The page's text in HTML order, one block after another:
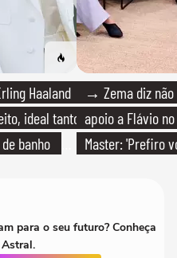
Haaland
ideal tanto
banho
→ Zema diz
apoio a Flávio
Master: 'Prefiro
para o seu futuro? Conheça